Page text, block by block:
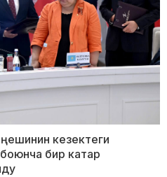
кезектеги
бир катар